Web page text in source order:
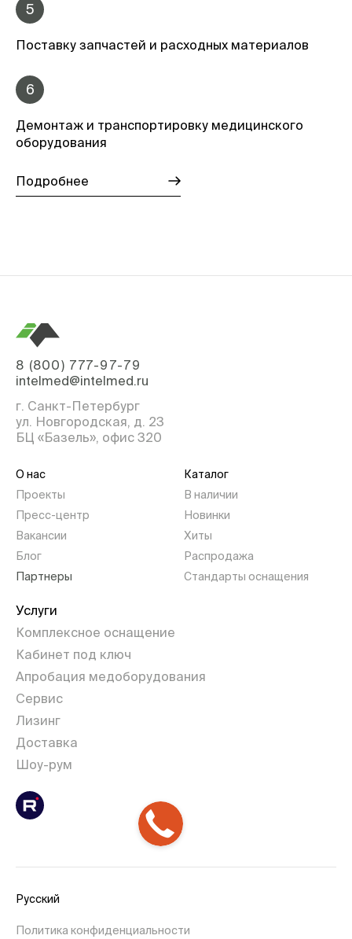
5
Поставку запчастей и расходных материалов
6
Демонтаж и транспортировку медицинского
оборудования
Подробнее
8 (800) 777-97-79
intelmed@intelmed.ru
г. Санкт-Петербург
ул. Новгородская, д. 23
БЦ «Базель», офис 320
О нас
Проекты
Пресс-центр
Вакансии
Блог
Партнеры
Каталог
В наличии
Новинки
Хиты
Распродажа
Стандарты оснащения
Услуги
Комплексное оснащение
Кабинет под ключ
Апробация медоборудования
Сервис
Лизинг
Доставка
Шоу-рум
Русский
Политика конфиденциальности